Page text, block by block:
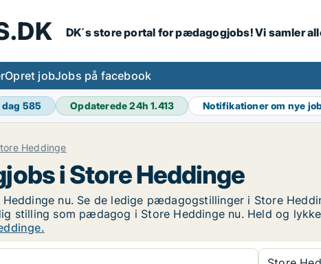
DK´s store portal for pædagogjobs! Vi samler
Opret jobJobs på facebook
dag 585 Opdaterede 24h1.413 Notifikationer om nye
Heddinge
i Store Heddinge
nu. Se de ledige pædagogstillinger i Store
stilling som pædagog i Store Heddinge nu. Held og